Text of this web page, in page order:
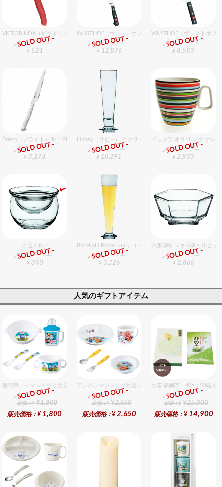
VICTORINOX（ビクトリノックス） パーリンググナイフ RD 8cm
包丁・ハサミ
¥ 521
- SOLD OUT -
WUSTHOF（ヴュストホフ） クラシック ブレッドナイ
包丁・ハサミ
¥ 12,876
- SOLD OUT -
WUSTHOF（ヴュストホ
包丁・ハサミ
¥ 8,583
- SOLD OUT -
Brieto（ブライト） M11PRO チーズナイフ 13cm
包丁・ハサミ
¥ 3,273
- SOLD OUT -
Libbey（リビー） カタリーナ 3823 24個入りセット
グラスバリエ
¥ 10,291
- SOLD OUT -
イッタラ オリゴ マグ オレ
グラスバリエ
¥ 2,933
- SOLD OUT -
共通入れ子
グラスバリエ
¥ 340
- SOLD OUT -
BorMioLi Rocco（ロッコ・ボリミオり） パラディオ ピル
グラスバリエ
¥ 3,226
- SOLD OUT -
六角珍味 スキ 6個入りセット
グラスバリエ
¥ 2,866
- SOLD OUT -
人気のギフトアイテム
機関車トーマス！すぐ使えるおめでとうセット（男の子用） セット販売商品です。
ギフト
定価：¥ ¥1,800
販売価格：¥ 1,800
- SOLD OUT -
アンパンマンレンジ対応シリーズセット セット販売商品で
ギフト
定価：¥ ¥2,650
販売価格：¥ 2,650
- SOLD OUT -
お茶 静岡茶 40g 50箱入セ
ギフト
定価：¥ ¥25,000
販売価格：¥ 14,900
- SOLD OUT -